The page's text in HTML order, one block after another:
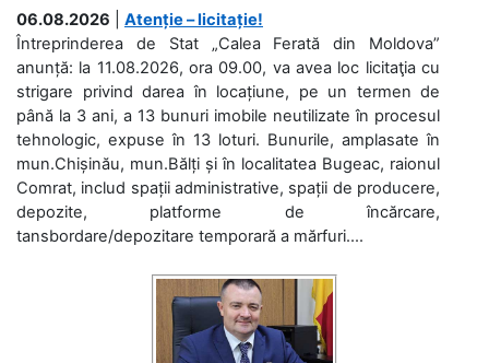
06.08.2026
Atenție – licitație!
Întreprinderea de Stat „Calea Ferată din Moldova”
anunță: la 11.08.2026, ora 09.00, va avea loc licitaţia cu
strigare privind darea în locațiune, pe un termen de
până la 3 ani, a 13 bunuri imobile neutilizate în procesul
tehnologic, expuse în 13 loturi. Bunurile, amplasate în
mun.Chișinău, mun.Bălți și în localitatea Bugeac, raionul
Comrat, includ spații administrative, spații de producere,
depozite, platforme de încărcare,
tansbordare/depozitare temporară a mărfuri....